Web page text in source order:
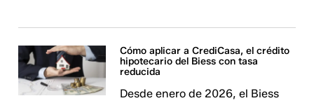
Cómo aplicar a CrediCasa, el crédito
hipotecario del Biess con tasa
reducida
Desde enero de 2026, el Biess